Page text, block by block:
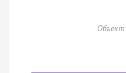
Объект